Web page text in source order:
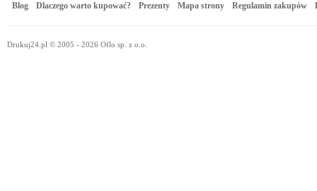
Blog Dlaczego warto kupować? Prezenty Mapa strony Regulamin zakupów
Drukuj24.pl © 2005 - 2026 Oflo sp. z o.o.